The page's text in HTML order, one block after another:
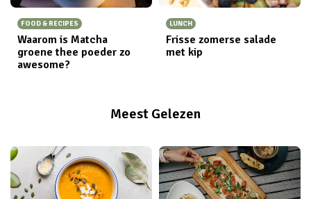
FOOD & RECIPES
Waarom is Matcha
groene thee poeder zo
awesome?
LUNCH
Frisse zomerse salade
met kip
Meest Gelezen